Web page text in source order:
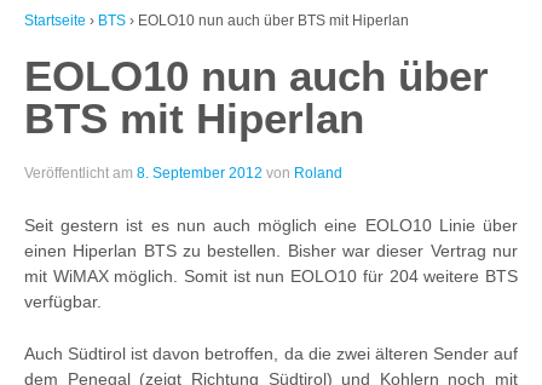
Startseite › BTS › EOLO10 nun auch über BTS mit Hiperlan
EOLO10 nun auch über
BTS mit Hiperlan
Veröffentlicht am 8. September 2012 von Roland
Seit gestern ist es nun auch möglich eine EOLO10 Linie über
einen Hiperlan BTS zu bestellen. Bisher war dieser Vertrag nur
mit WiMAX möglich. Somit ist nun EOLO10 für 204 weitere BTS
verfügbar.
Auch Südtirol ist davon betroffen, da die zwei älteren Sender auf
dem Penegal (zeigt Richtung Südtirol) und Kohlern noch mit